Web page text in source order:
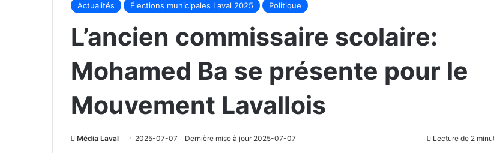
Actualités Élections municipales Laval 2025 Politique
L’ancien commissaire scolaire:
Mohamed Ba se présente pour le
Mouvement Lavallois
Média Laval 2025-07-07 Dernière mise à jour 2025-07-07 Lecture de 2